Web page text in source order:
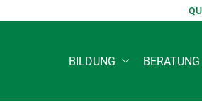
BILDUNG BERATUNG